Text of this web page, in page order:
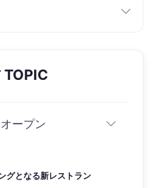
TOPIC
ープン
グとなる新レストラン